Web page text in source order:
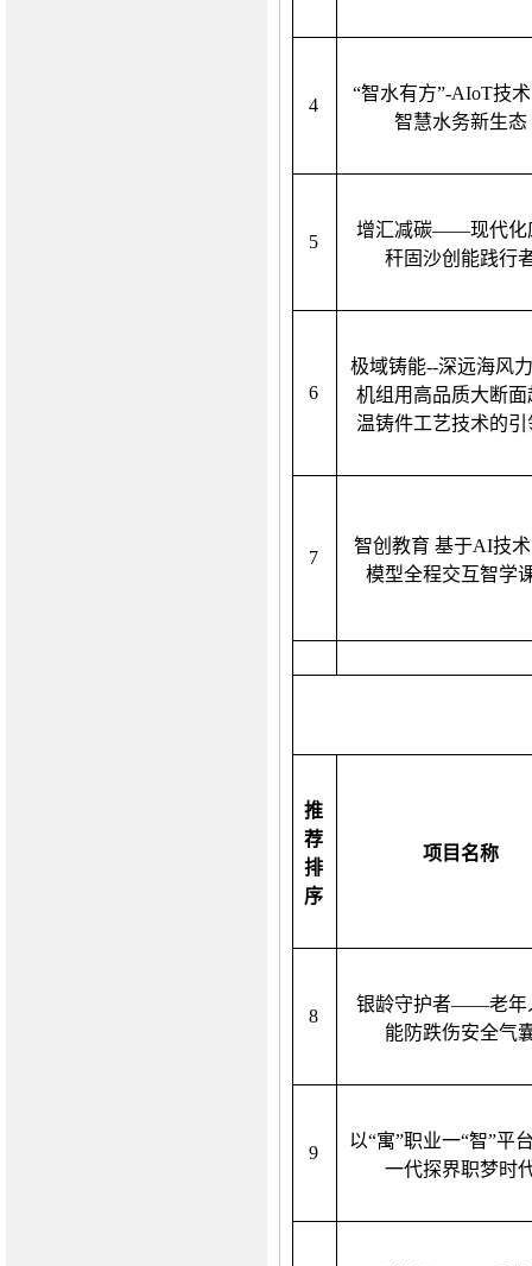
4
“智水有方”-AIoT技
智慧水务新生态
5
增汇减碳——现代化
秆固沙创能践行
6
极域铸能--深远海风
机组用高品质大断面
温铸件工艺技术的引
7
智创教育 基于AI技
模型全程交互智学
推
荐
排
序
项目名称
8
银龄守护者——老年
能防跌伤安全气
9
以“寓”职业一“智”平
一代探界职梦时